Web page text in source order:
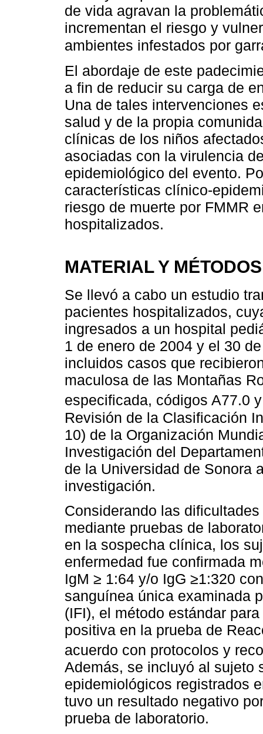
de vida agravan la
incrementan el riesgo y
ambientes infestados por
El abordaje de este
a fin de reducir su carga de
Una de tales intervenciones
salud y de la propia
clínicas de los niños
asociadas con la virulencia
epidemiológico del evento.
características clínico-
riesgo de muerte por FMMR
hospitalizados.
MATERIAL Y MÉTODOS
Se llevó a cabo un estudio
pacientes hospitalizados,
ingresados a un hospital
1 de enero de 2004 y el 30
incluidos casos que
maculosa de las Montañas
especificada, códigos A77.0
Revisión de la Clasificación
10) de la Organización
Investigación del
de la Universidad de Sonora
investigación.
Considerando las
mediante pruebas de
en la sospecha clínica, los
enfermedad fue confirmada
IgM ≥ 1:64 y/o IgG ≥1:320
sanguínea única examinada
(IFI), el método estándar
positiva en la prueba de
acuerdo con protocolos y
Además, se incluyó al sujeto
epidemiológicos registrados
tuvo un resultado negativo
prueba de laboratorio.